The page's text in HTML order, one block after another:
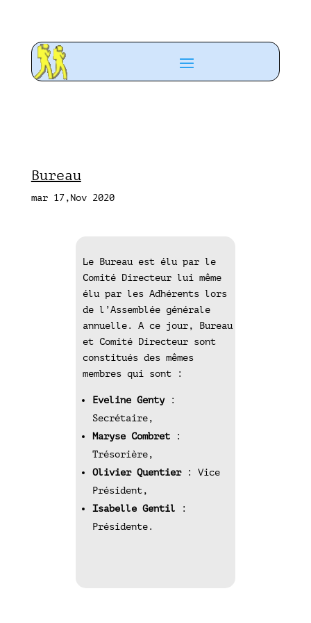
Bureau
mar 17,Nov 2020
Le Bureau est élu par le
Comité Directeur lui même
élu par les Adhérents lors
de l’Assemblée générale
annuelle. A ce jour, Bureau
et Comité Directeur sont
constitués des mêmes
membres qui sont :
Eveline Genty:
Secrétaire,
Maryse Combret :
Trésorière,
Olivier Quentier: Vice
Président,
Isabelle Gentil :
Présidente.